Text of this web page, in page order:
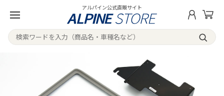
アルパイン公式直販サイト